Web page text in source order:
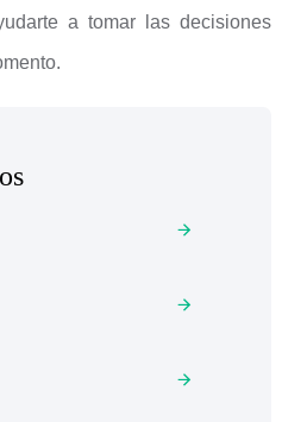
a tomar las decisiones